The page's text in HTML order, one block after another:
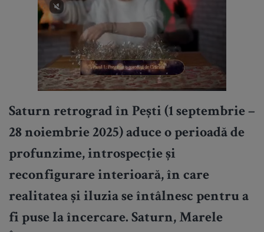
Saturn retrograd în Pești (1 septembrie –
28 noiembrie 2025) aduce o perioadă de
profunzime, introspecție și
reconfigurare interioară, în care
realitatea și iluzia se întâlnesc pentru a
fi puse la încercare. Saturn, Marele